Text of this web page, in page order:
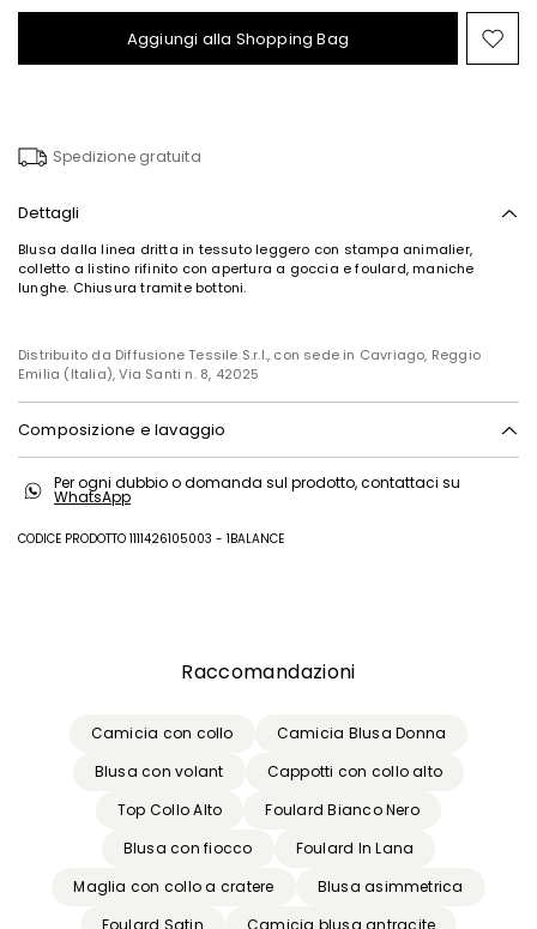
Aggiungi alla Shopping Bag
Spedizione gratuita
Dettagli
Blusa dalla linea dritta in tessuto leggero con stampa animalier,
colletto a listino rifinito con apertura a goccia e foulard, maniche
lunghe. Chiusura tramite bottoni.
Distribuito da Diffusione Tessile S.r.l., con sede in Cavriago, Reggio
Emilia (Italia), Via Santi n. 8, 42025
Composizione e lavaggio
asciugare in tamburo; asciugare appeso in ombra; ferro tiepido max
120 gradi c; lavare a secco delicato con percloroetilene; non lavare ad
Per ogni dubbio o domanda sul prodotto, contattaci su
WhatsApp
CODICE PRODOTTO 1111426105003 - 1BALANCE
Raccomandazioni
Camicia con collo
Camicia Blusa Donna
Blusa con volant
Cappotti con collo alto
Top Collo Alto
Foulard Bianco Nero
Blusa con fiocco
Foulard In Lana
Maglia con collo a cratere
Blusa asimmetrica
Foulard Satin
Camicia blusa antracite